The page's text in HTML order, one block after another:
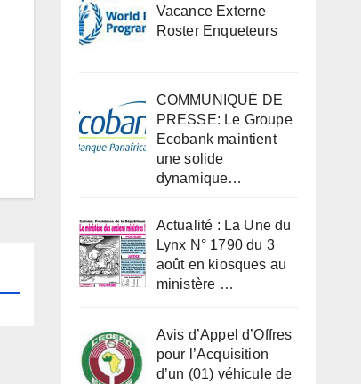
Vacance Externe
Roster Enqueteurs
COMMUNIQUÉ DE
PRESSE: Le Groupe
Ecobank maintient
une solide
dynamique…
Actualité : La Une du
Lynx N° 1790 du 3
août en kiosques au
ministère …
Avis d’Appel d’Offres
pour l’Acquisition
d’un (01) véhicule de